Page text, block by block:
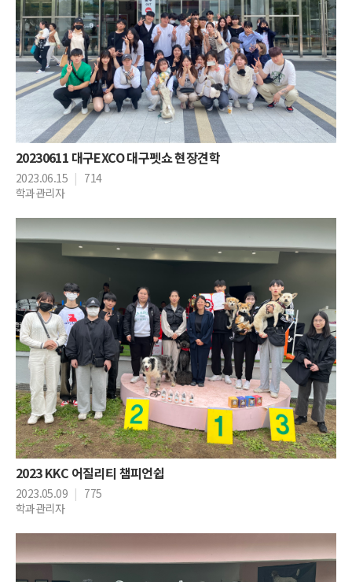
20230611 대구EXCO 대구펫쇼 현장견학
2023.06.15 | 714
학과관리자
2023 KKC 어질리티 챔피언쉽
2023.05.09 | 775
학과관리자